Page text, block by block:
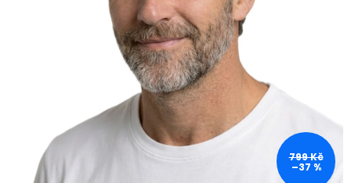
799 Kč
–37 %